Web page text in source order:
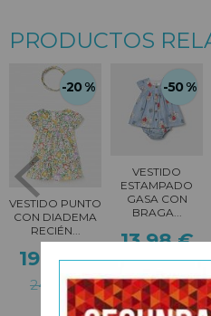
PRODUCTOS
-20 %
VESTIDO PUNTO
CON DIADEMA
RECIÉN...
19,96 €
24,95 €
-50 %
VESTIDO
ESTAMPADO
GASA CON
BRAGA...
13,98 €